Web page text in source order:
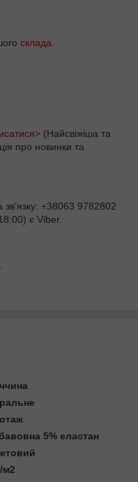
склада
(Найсвіжіша та
про новинки та
+38063 9782802
є Viber.
5% еластан
м2